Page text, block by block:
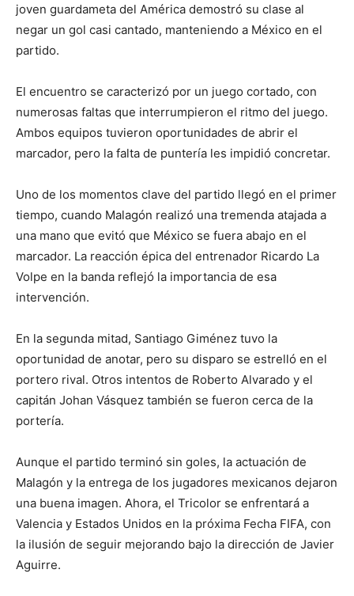
joven guardameta del América demostró su clase al
negar un gol casi cantado, manteniendo a México en el
partido.
El encuentro se caracterizó por un juego cortado, con
numerosas faltas que interrumpieron el ritmo del juego.
Ambos equipos tuvieron oportunidades de abrir el
marcador, pero la falta de puntería les impidió concretar.
Uno de los momentos clave del partido llegó en el primer
tiempo, cuando Malagón realizó una tremenda atajada a
una mano que evitó que México se fuera abajo en el
marcador. La reacción épica del entrenador Ricardo La
Volpe en la banda reflejó la importancia de esa
intervención.
En la segunda mitad, Santiago Giménez tuvo la
oportunidad de anotar, pero su disparo se estrelló en el
portero rival. Otros intentos de Roberto Alvarado y el
capitán Johan Vásquez también se fueron cerca de la
portería.
Aunque el partido terminó sin goles, la actuación de
Malagón y la entrega de los jugadores mexicanos dejaron
una buena imagen. Ahora, el Tricolor se enfrentará a
Valencia y Estados Unidos en la próxima Fecha FIFA, con
la ilusión de seguir mejorando bajo la dirección de Javier
Aguirre.